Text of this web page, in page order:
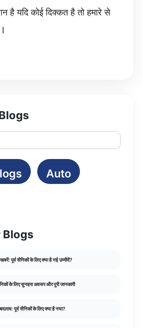
है यदि कोई दिक्कत है तो हमारे से
Auto
Blogs
पूर्व सैनिकों के लिए क्या है नई उम्मीदें?
के लिए सुनहरा अवसर और पूरी जानकारी
पूर्व सैनिकों के लिए क्या है नया?